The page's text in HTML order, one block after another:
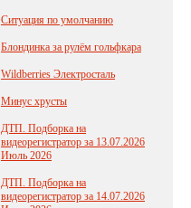
Ситуация по умолчанию
Блондинка за рулём гольфкара
Wildberries Электросталь
Минус хрусты
ДТП. Подборка на
видеорегистратор за 13.07.2026
Июль 2026
ДТП. Подборка на
видеорегистратор за 14.07.2026